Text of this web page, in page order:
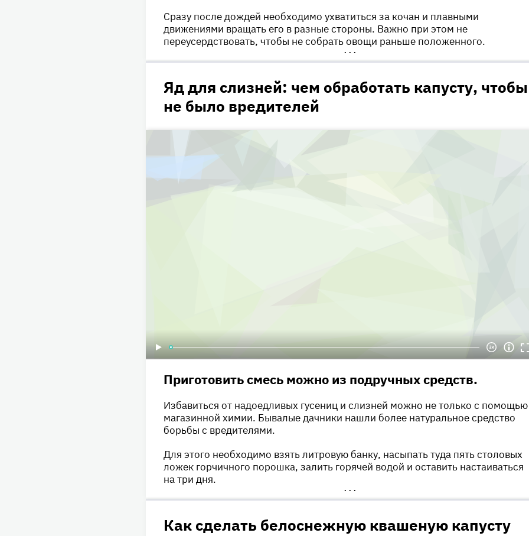
Сразу после дождей необходимо ухватиться за кочан и плавными
движениями вращать его в разные стороны. Важно при этом не
переусердствовать, чтобы не собрать овощи раньше положенного.
•••
Яд для слизней: чем обработать капусту, чтобы
не было вредителей
Приготовить смесь можно из подручных средств.
Избавиться от надоедливых гусениц и слизней можно не только с помощью
магазинной химии. Бывалые дачники нашли более натуральное средство
борьбы с вредителями.
Для этого необходимо взять литровую банку, насыпать туда пять столовых
ложек горчичного порошка, залить горячей водой и оставить настаиваться
на три дня.
•••
Как сделать белоснежную квашеную капусту